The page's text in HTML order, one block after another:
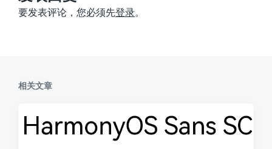
要发表评论，您必须先登录。
相关文章